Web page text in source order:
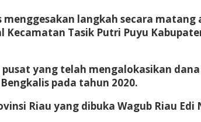
langkah secara
Tasik Putri Puyu
yang telah mengalokasikan
pada tahun 2020.
Riau yang dibuka Wagub Riau